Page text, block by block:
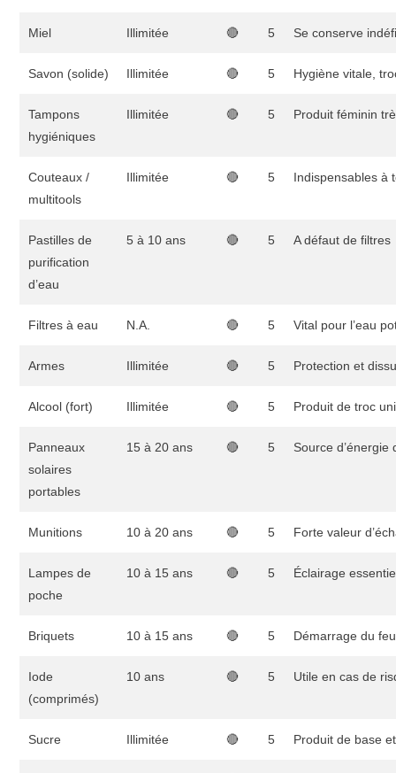
Miel Illimitée 🔴 5 Se conserve
Savon (solide) Illimitée 🔴 5 Hygiène vitale,
Tampons
hygiéniques
Illimitée 🔴 5 Produit féminin
Couteaux /
multitools
Illimitée 🔴 5 Indispensables à
Pastilles de
purification
d’eau
5 à 10 ans 🔴 5 A défaut de filtres
Filtres à eau N.A. 🔴 5 Vital pour l’eau
Armes Illimitée 🔴 5 Protection et
Alcool (fort) Illimitée 🔴 5 Produit de troc
Panneaux
solaires
portables
15 à 20 ans 🔴 5 Source d’énergie
Munitions 10 à 20 ans 🔴 5 Forte valeur
Lampes de
poche
10 à 15 ans 🔴 5 Éclairage
Briquets 10 à 15 ans 🔴 5 Démarrage du
Iode
(comprimés)
10 ans 🔴 5 Utile en cas de
Sucre Illimitée 🔴 5 Produit de base